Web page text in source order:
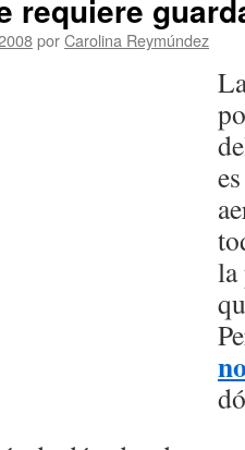
requiere
porCarolina Reymúndez
la